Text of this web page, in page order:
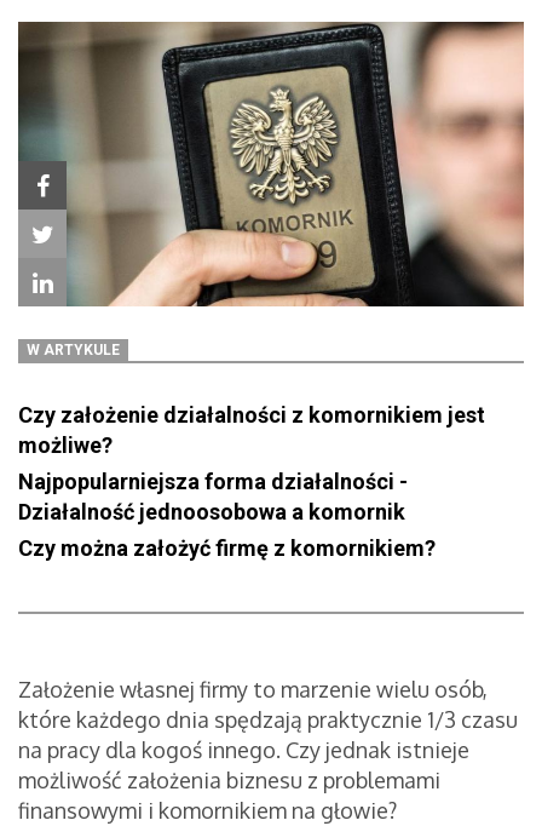
W ARTYKULE
Czy założenie działalności z komornikiem jest
możliwe?
Najpopularniejsza forma działalności -
Działalność jednoosobowa a komornik
Czy można założyć firmę z komornikiem?
Założenie własnej firmy to marzenie wielu osób,
które każdego dnia spędzają praktycznie 1/3 czasu
na pracy dla kogoś innego. Czy jednak istnieje
możliwość założenia biznesu z problemami
finansowymi i komornikiem na głowie?